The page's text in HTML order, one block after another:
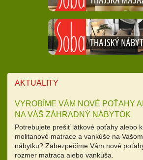
AKTUALITY
VYROBÍME VÁM NOVÉ POŤAHY
NA VÁŠ ZÁHRADNÝ NÁBYTOK
Potrebujete prešiť látkové poťahy alebo
molitanové matrace a vankúše na
nábytku? Zabezpečíme Vám nové
rozmer matraca alebo vankúša.